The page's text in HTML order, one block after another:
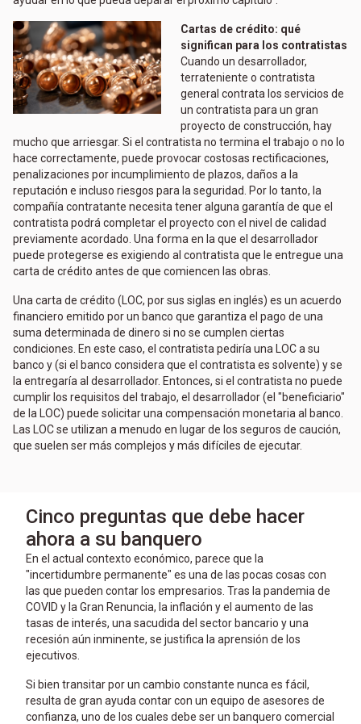
Cartas de crédito: qué
significan para los contratistas
Cuando un desarrollador,
terrateniente o contratista
general contrata los servicios de
un contratista para un gran
proyecto de construcción, hay
mucho que arriesgar. Si el contratista no termina el trabajo o no lo
hace correctamente, puede provocar costosas rectificaciones,
penalizaciones por incumplimiento de plazos, daños a la
reputación e incluso riesgos para la seguridad. Por lo tanto, la
compañía contratante necesita tener alguna garantía de que el
contratista podrá completar el proyecto con el nivel de calidad
previamente acordado. Una forma en la que el desarrollador
puede protegerse es exigiendo al contratista que le entregue una
carta de crédito antes de que comiencen las obras.
Una carta de crédito (LOC, por sus siglas en inglés) es un acuerdo
financiero emitido por un banco que garantiza el pago de una
suma determinada de dinero si no se cumplen ciertas
condiciones. En este caso, el contratista pediría una LOC a su
banco y (si el banco considera que el contratista es solvente) y se
la entregaría al desarrollador. Entonces, si el contratista no puede
cumplir los requisitos del trabajo, el desarrollador (el "beneficiario"
de la LOC) puede solicitar una compensación monetaria al banco.
Las LOC se utilizan a menudo en lugar de los seguros de caución,
que suelen ser más complejos y más difíciles de ejecutar.
Cinco preguntas que debe hacer
ahora a su banquero
En el actual contexto económico, parece que la
"incertidumbre permanente" es una de las pocas cosas con
las que pueden contar los empresarios. Tras la pandemia de
COVID y la Gran Renuncia, la inflación y el aumento de las
tasas de interés, una sacudida del sector bancario y una
recesión aún inminente, se justifica la aprensión de los
ejecutivos.
Si bien transitar por un cambio constante nunca es fácil,
resulta de gran ayuda contar con un equipo de asesores de
confianza, uno de los cuales debe ser un banquero comercial